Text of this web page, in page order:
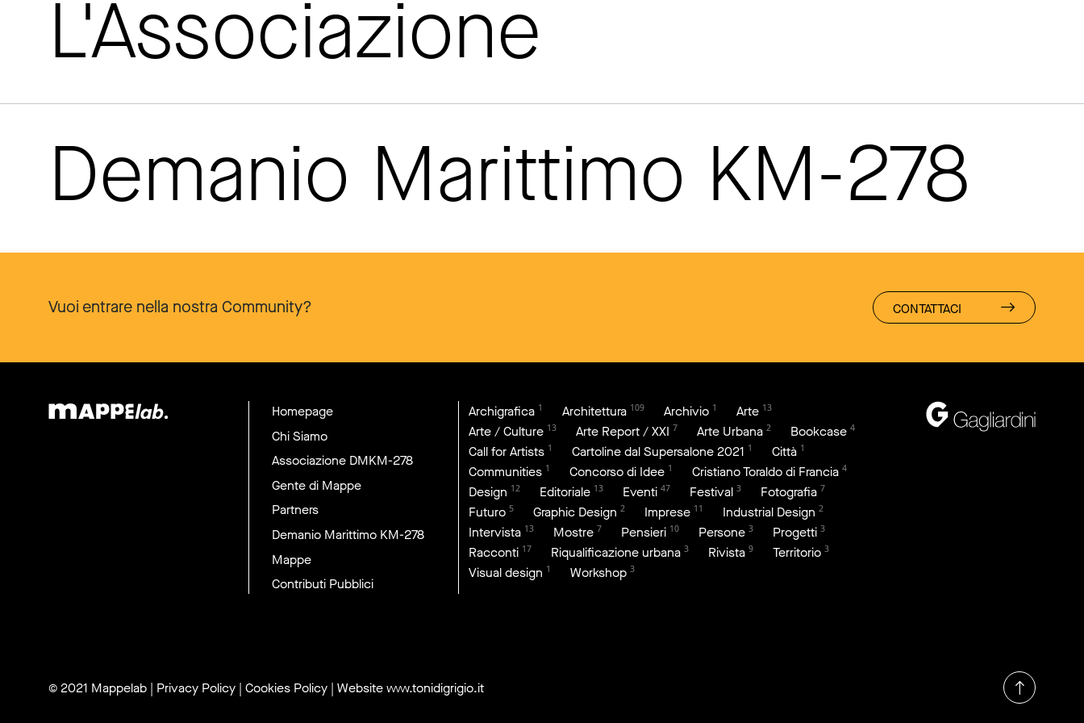
L'Associazione
Demanio Marittimo KM-278
Vuoi entrare nella nostra Community? CONTATTACI
Homepage
Chi Siamo
Associazione DMKM-278
Gente di Mappe
Partners
Demanio Marittimo KM-278
Mappe
Contributi Pubblici
Archigrafica 1 Architettura 109 Archivio 1 Arte 13
Arte / Culture 13 Arte Report / XXI 7 Arte Urbana 2 Bookcase 4
Call for Artists 1 Cartoline dal Supersalone 2021 1 Città 1
Communities 1 Concorso di Idee 1 Cristiano Toraldo di Francia 4
Design 12 Editoriale 13 Eventi 47 Festival 3 Fotografia 7
Futuro 5 Graphic Design 2 Imprese 11 Industrial Design 2
Intervista 13 Mostre 7 Pensieri 10 Persone 3 Progetti 3
Racconti 17 Riqualificazione urbana 3 Rivista 9 Territorio 3
Visual design 1 Workshop 3
© 2021 Mappelab | Privacy Policy | Cookies Policy | Websitewww.tonidigrigio.it